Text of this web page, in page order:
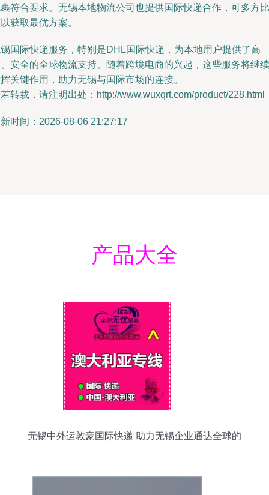
符合要求。无锡本地物流公司也提供国际快递合作，可多方比
获取最优方案。
国际快递服务，特别是DHL国际快递，为本地用户提供了高
安全的全球物流支持。随着跨境电商的兴起，这些服务将继续
关键作用，助力无锡与国际市场的连接。
转载，请注明出处：http://www.wuxqrt.com/product/228.html
时间：2026-08-06 21:27:17
产品大全
无锡中外运敦豪国际快递 助力无锡企业通达全球的